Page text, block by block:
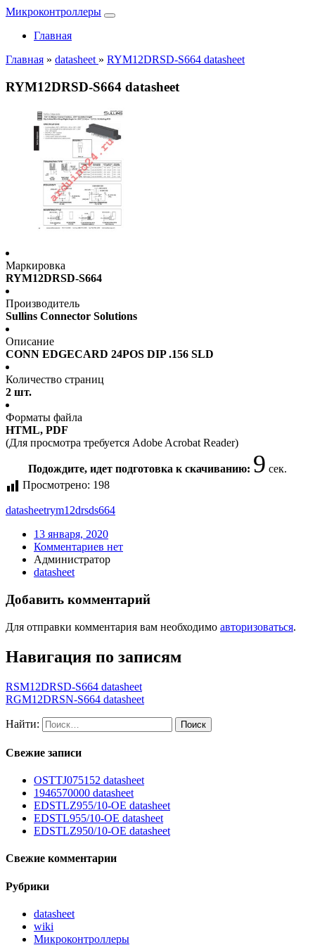
Микроконтроллеры
Главная
Главная » datasheet » RYM12DRSD-S664 datasheet
RYM12DRSD-S664 datasheet
Маркировка
RYM12DRSD-S664
Производитель
Sullins Connector Solutions
Описание
CONN EDGECARD 24POS DIP .156 SLD
Количество страниц
2 шт.
Форматы файла
HTML, PDF
(Для просмотра требуется Adobe Acrobat Reader)
Подождите, идет подготовка к скачиванию: 9 сек.
Просмотрено: 198
datasheetrym12drsds664
13 января, 2020
Комментариев нет
Администратор
datasheet
Добавить комментарий
Для отправки комментария вам необходимо авторизоваться.
Навигация по записям
RSM12DRSD-S664 datasheet
RGM12DRSN-S664 datasheet
Найти:
Свежие записи
OSTTJ075152 datasheet
1946570000 datasheet
EDSTLZ955/10-OE datasheet
EDSTL955/10-OE datasheet
EDSTLZ950/10-OE datasheet
Свежие комментарии
Рубрики
datasheet
wiki
Микроконтроллеры